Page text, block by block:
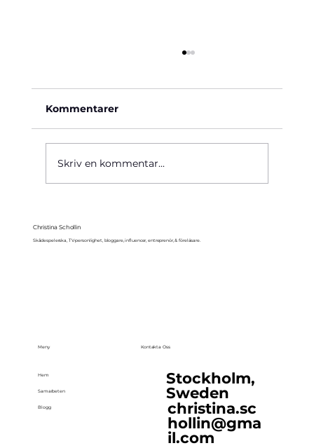
Kommentarer
Skriv en kommentar...
Christina Schollin
Skådespelerska, TV-personlighet, bloggare, influencer, entreprenör, & föreläsare.
Meny
Hem
Samarbeten
Blogg
Kontakta Oss
Stockholm,
Sweden
christina.sc
hollin@gma
il.com